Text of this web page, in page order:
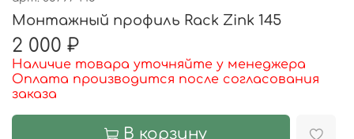
Монтажный профиль Rack Zink 145
2 000 ₽
Наличие товара уточняйте у менеджера
Оплата производится после согласования
заказа
В корзину